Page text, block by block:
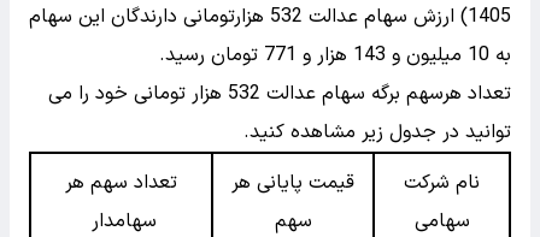
1405) ارزش سهام عدالت 532 هزارتومانی دارندگان این سهام
به 10 میلیون و 143 هزار و 771 تومان رسید.
تعداد هرسهم برگه سهام عدالت 532 هزار تومانی خود را می
توانید در جدول زیر مشاهده کنید.
نام شرکت
سهامی
قیمت پایانی هر
سهم
تعداد سهم هر
سهامدار